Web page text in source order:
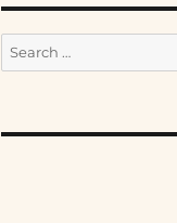
Search
for: